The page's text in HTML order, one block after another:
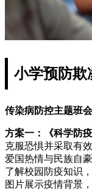
小学预防欺
传染病防控主题班
方案一：《科学防
克服恐惧并采取有
爱国热情与民族自
了解校园防疫知识
图片展示疫情背景